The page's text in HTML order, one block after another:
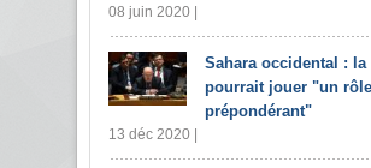
08 juin 2020 |
Sahara occidental : la
pourrait jouer "un rôle
prépondérant"
13 déc 2020 |